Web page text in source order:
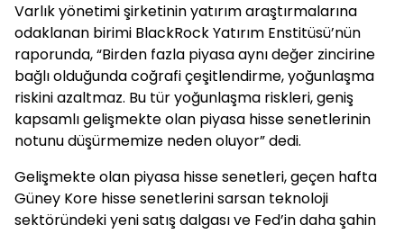
Varlık yönetimi şirketinin yatırım araştırmalarına
odaklanan birimi BlackRock Yatırım Enstitüsü’nün
raporunda, “Birden fazla piyasa aynı değer zincirine
bağlı olduğunda coğrafi çeşitlendirme, yoğunlaşma
riskini azaltmaz. Bu tür yoğunlaşma riskleri, geniş
kapsamlı gelişmekte olan piyasa hisse senetlerinin
notunu düşürmemize neden oluyor” dedi.
Gelişmekte olan piyasa hisse senetleri, geçen hafta
Güney Kore hisse senetlerini sarsan teknoloji
sektöründeki yeni satış dalgası ve Fed’in daha şahin